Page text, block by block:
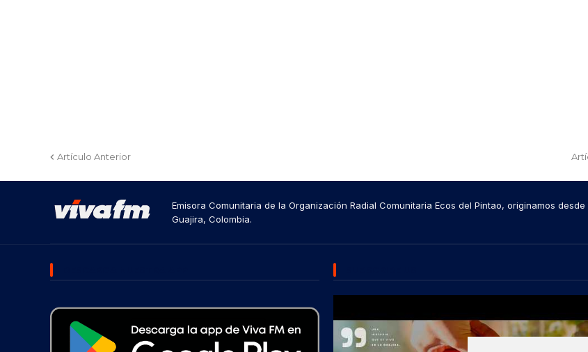
Artículo Anterior
Emisora Comunitaria de la Organización Radial Comunitaria Ecos del Pintao, originamos desde
Guajira, Colombia.